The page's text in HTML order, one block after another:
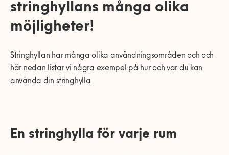
stringhyllans många olika
möjligheter!
Stringhyllan har många olika användningsområden och och
här nedan listar vi några exempel på hur och var du kan
använda din stringhylla.
En stringhylla för varje rum